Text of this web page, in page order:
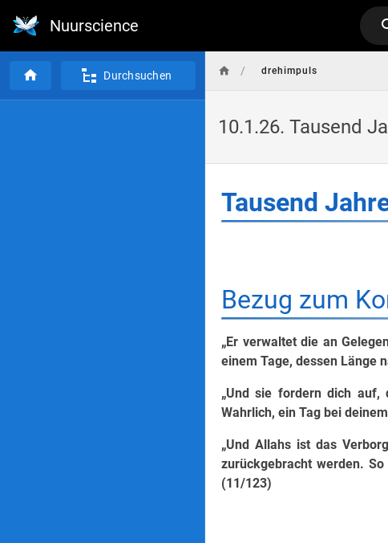
Nuurscience
Durchsuchen / drehimpuls
10.1.26. Tausend
Tausend
Bezug zum
„Er verwaltet die an
einem Tage, dessen Länge
„Und sie fordern dich auf,
Wahrlich, ein Tag bei
„Und Allahs ist das
zurückgebracht werden.
(11/123)